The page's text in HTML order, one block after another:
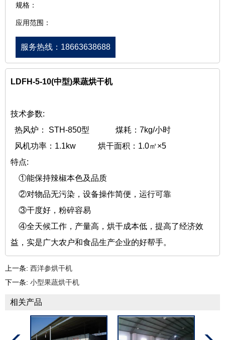
规格：
应用范围：
服务热线：18663638688
LDFH-5-10(中型)果蔬烘干机
技术参数:
热风炉： STH-850型 煤耗：7kg/小时
风机功率：1.1kw 烘干面积：1.0㎡×5
特点:
①能保持辣椒本色及品质
②对物品无污染，设备操作简便，运行可靠
③干度好，粉碎容易
④全天候工作，产量高，烘干成本低，提高了经济效
益，实是广大农户和食品生产企业的好帮手。
上一条: 西洋参烘干机
下一条: 小型果蔬烘干机
相关产品